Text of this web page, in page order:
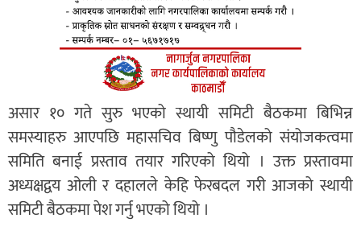
असार १० गते सुरु भएको स्थायी समिटी बैठकमा बिभिन्न
समस्याहरु आएपछि महासचिव बिष्णु पौडेलको संयोजकत्वमा
समिति बनाई प्रस्ताव तयार गरिएको थियो । उक्त प्रस्तावमा
अध्यक्षद्वय ओली र दहालले केहि फेरबदल गरी आजको स्थायी
समिटी बैठकमा पेश गर्नु भएको थियो ।